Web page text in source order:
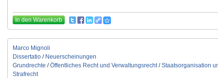
In den Warenkorb
Marco Mignoli
Dissertatio / Neuerscheinungen
Grundrechte /Öffentliches Recht und Verwaltungsrecht/Staatsorganisation
Strafrecht